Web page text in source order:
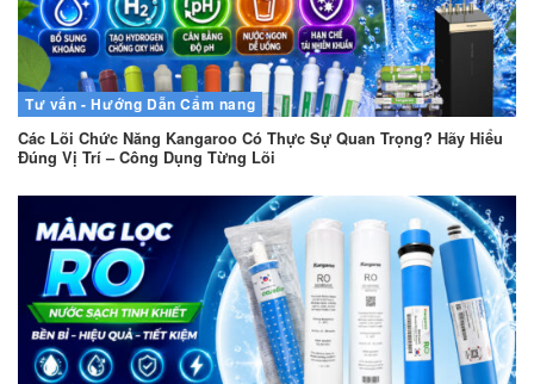
Tư vấn - Hướng Dẫn Cẩm nang
Các Lõi Chức Năng Kangaroo Có Thực Sự Quan Trọng? Hãy Hiểu
Đúng Vị Trí – Công Dụng Từng Lõi